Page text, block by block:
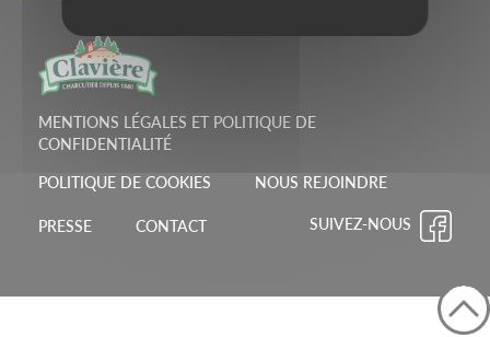
l’article
MENTIONS LÉGALES ET POLITIQUE DE
CONFIDENTIALITÉ
POLITIQUE DE COOKIES NOUS REJOINDRE
PRESSE CONTACT SUIVEZ-NOUS